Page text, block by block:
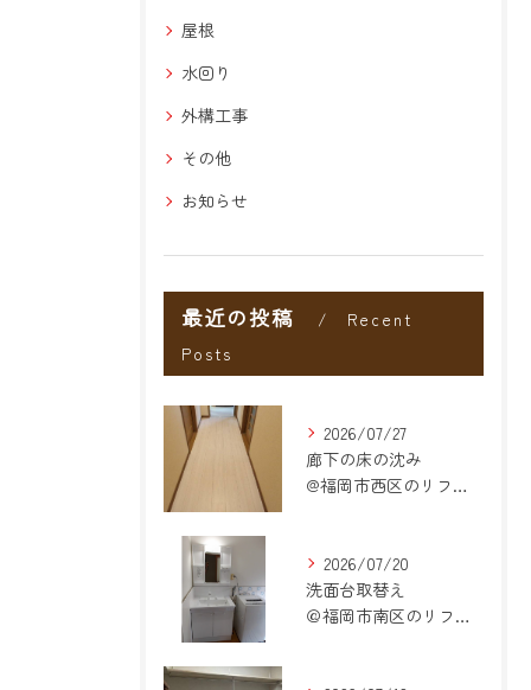
屋根
水回り
外構工事
その他
お知らせ
最近の投稿
Recent
Posts
2026/07/27
廊下の床の沈み
@福岡市西区のリフォーム
2026/07/20
洗面台取替え
＠福岡市南区のリフォーム